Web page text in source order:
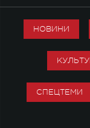
НОВИНИ
СПЕЦТЕМИ